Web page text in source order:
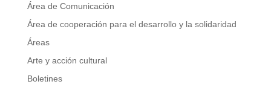
Área de Comunicación
Área de cooperación para el desarrollo y la solidaridad
Áreas
Arte y acción cultural
Boletines